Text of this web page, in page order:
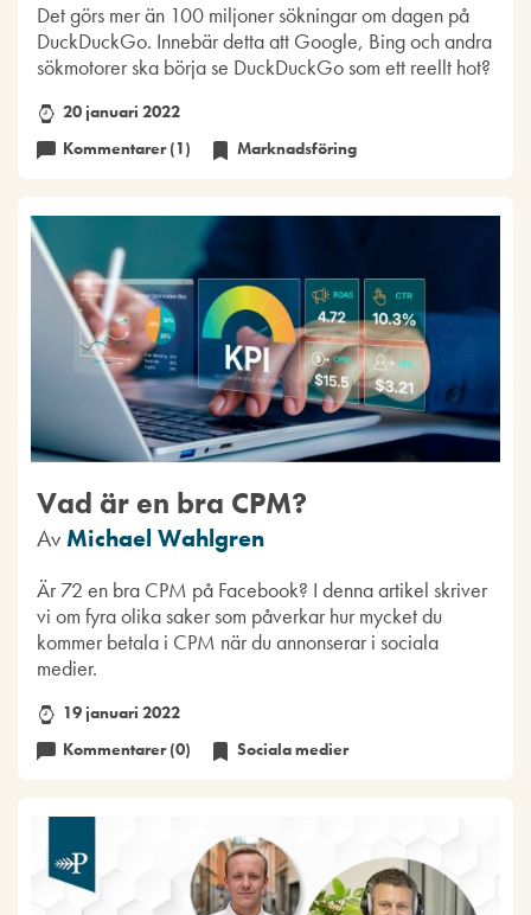
Det görs mer än 100 miljoner sökningar om dagen på
DuckDuckGo. Innebär detta att Google, Bing och andra
sökmotorer ska börja se DuckDuckGo som ett reellt hot?
20 januari 2022
Kommentarer (1)
Marknadsföring
Vad är en bra CPM?
Av Michael Wahlgren
Är 72 en bra CPM på Facebook? I denna artikel skriver
vi om fyra olika saker som påverkar hur mycket du
kommer betala i CPM när du annonserar i sociala
medier.
19 januari 2022
Kommentarer (0)
Sociala medier